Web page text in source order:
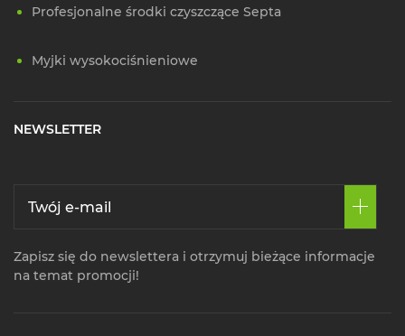
Profesjonalne środki czyszczące Septa
Myjki wysokociśnieniowe
NEWSLETTER
Zapisz się do newslettera i otrzymuj bieżące informacje
na temat promocji!